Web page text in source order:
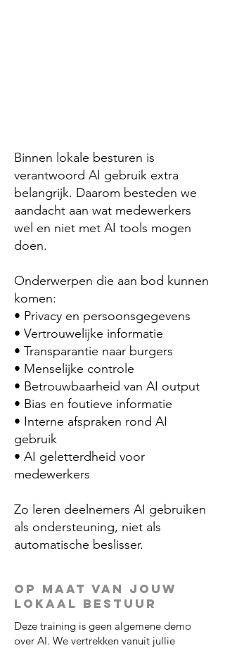
Binnen lokale besturen is
verantwoord AI gebruik extra
belangrijk. Daarom besteden we
aandacht aan wat medewerkers
wel en niet met AI tools mogen
doen.
Onderwerpen die aan bod kunnen
komen:
• Privacy en persoonsgegevens
• Vertrouwelijke informatie
• Transparantie naar burgers
• Menselijke controle
• Betrouwbaarheid van AI output
• Bias en foutieve informatie
• Interne afspraken rond AI
gebruik
• AI geletterdheid voor
medewerkers
Zo leren deelnemers AI gebruiken
als ondersteuning, niet als
automatische beslisser.
Op maat van jouw
lokaal bestuur
Deze training is geen algemene demo
over AI. We vertrekken vanuit jullie